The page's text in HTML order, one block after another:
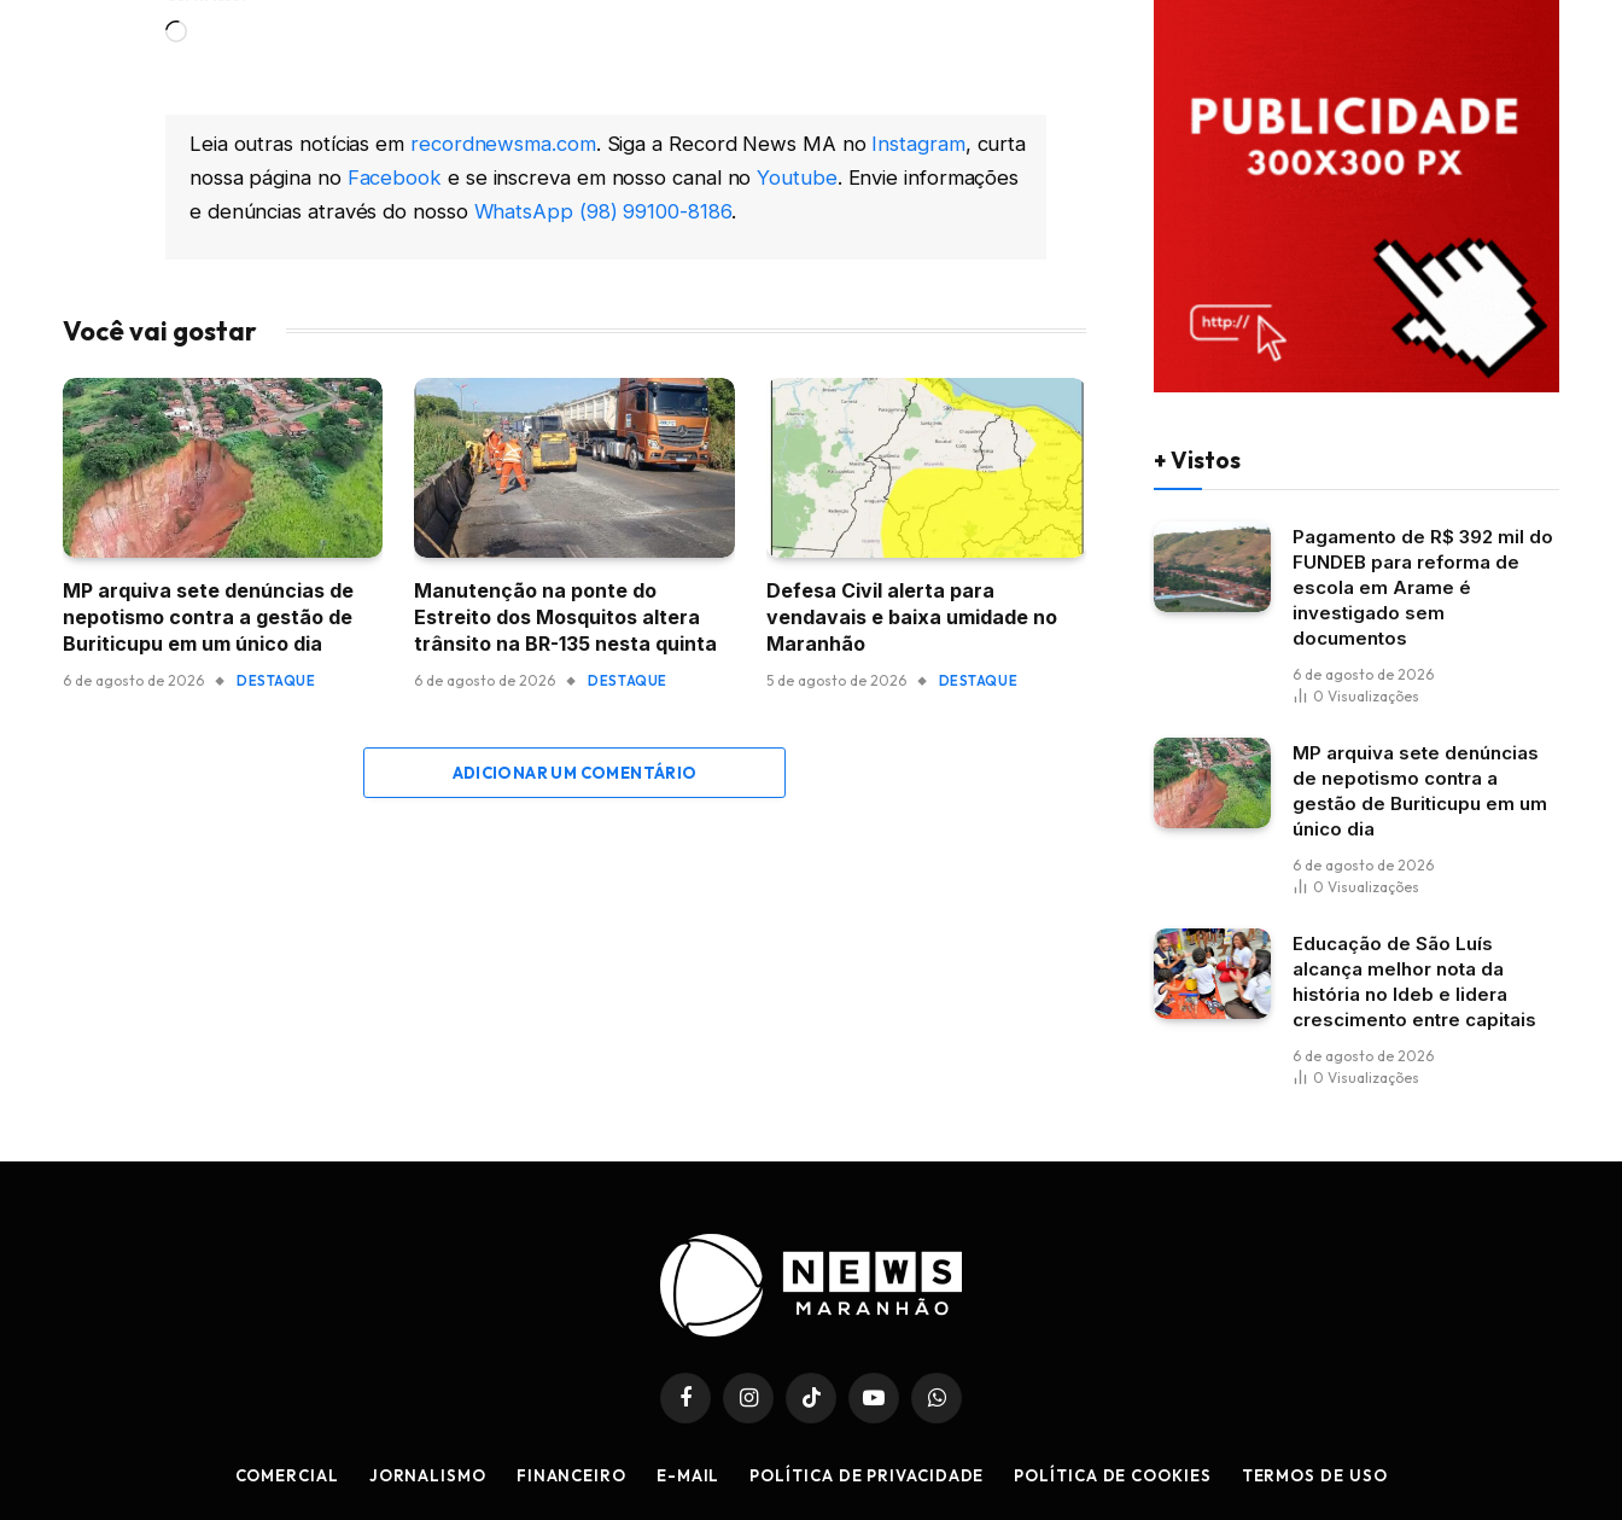
Carregando...
Leia outras notícias em recordnewsma.com. Siga a Record News MA no Instagram, curta
nossa página no Facebook e se inscreva em nosso canal noYoutube. Envie informações
e denúncias através do nosso WhatsApp (98) 99100-8186.
Você vai gostar
MP arquiva sete denúncias de
nepotismo contra a gestão de
Buriticupu em um único dia
6 de agosto de 2026 DESTAQUE
Manutenção na ponte do
Estreito dos Mosquitos altera
trânsito na BR-135 nesta quinta
6 de agosto de 2026 DESTAQUE
Defesa Civil alerta para
vendavais e baixa umidade no
Maranhão
5 de agosto de 2026 DESTAQUE
ADICIONAR UM COMENTÁRIO
+ Vistos
Pagamento de R$ 392 mil do
FUNDEB para reforma de
escola em Arame é
investigado sem
documentos
6 de agosto de 2026
0 Visualizações
MP arquiva sete denúncias
de nepotismo contra a
gestão de Buriticupu em um
único dia
6 de agosto de 2026
0 Visualizações
Educação de São Luís
alcança melhor nota da
história no Ideb e lidera
crescimento entre capitais
6 de agosto de 2026
0 Visualizações
FacebookInstagramTikTok YouTubeWhatsApp
COMERCIAL JORNALISMO FINANCEIRO E-MAIL POLÍTICA DE PRIVACIDADE POLÍTICA DE COOKIES TERMOS DE USO